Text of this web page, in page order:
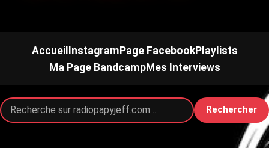
Accueil InstagramPage FacebookPlaylists
Ma Page BandcampMes Interviews
Rechercher